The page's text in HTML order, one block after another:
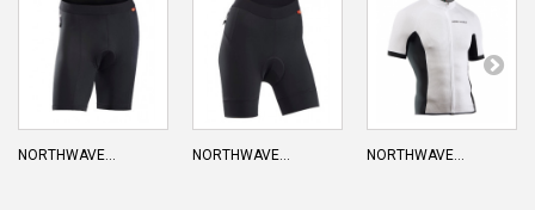
NORTHWAVE... NORTHWAVE... NORTHWAVE...